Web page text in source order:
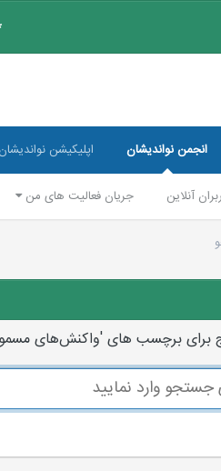
انجمن نواندیشان
آنلاین جریان فعالیت های من
اپلیکیشن نواندیشان
برای برچسب های 'واکنش‌های